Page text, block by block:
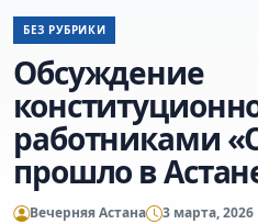
БЕЗ РУБРИКИ
Обсуждение
работниками
прошло в
Вечерняя Астана 3 марта, 2026